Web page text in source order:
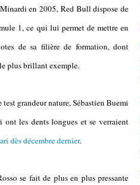
en 2005, Red Bull dispose de
1, ce qui lui permet de mettre en
de sa filière de formation, dont
plus brillant exemple.
test grandeur nature, Sébastien Buemi
ont les dents longues et se verraient
dès décembre dernier.
se fait de plus en plus pressante